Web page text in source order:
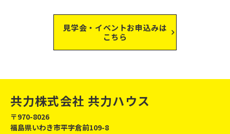
見学会・イベントお申込みは
こちら
共力株式会社 共力ハウス
〒970-8026
福島県いわき市平字倉前109-8